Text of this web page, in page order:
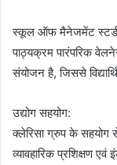
स्कूल ऑफ मैनेजमेंट
पाठ्यक्रम पारंपरिक
संयोजन है, जिससे
उद्योग सहयोग:
क्लेरिसा ग्रुप के सहयोग से
व्यावहारिक प्रशिक्षण